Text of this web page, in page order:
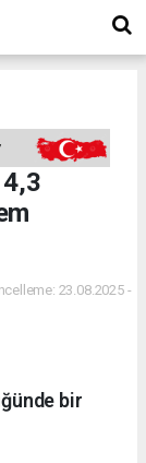
4,3
23.08.2025 -
bir